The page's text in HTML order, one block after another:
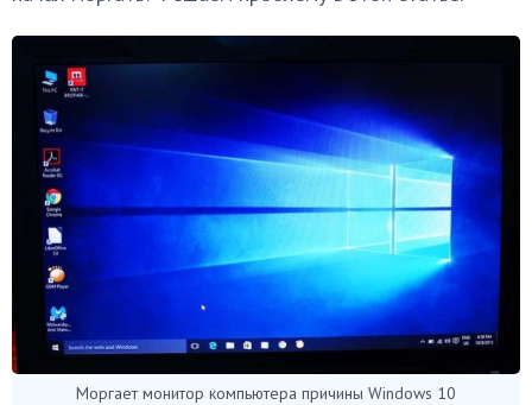
Моргает монитор компьютера причины Windows 10